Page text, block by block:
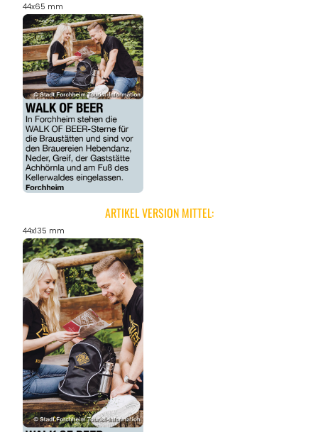
44x65 mm
ARTIKEL VERSION MITTEL:
44x135 mm